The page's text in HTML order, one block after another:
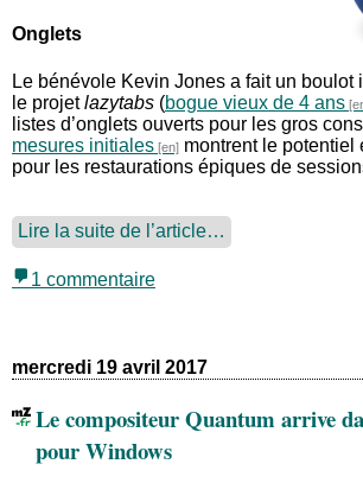
Onglets
Le bénévole Kevin Jones a fait un boulot
le projetlazytabs (bogue vieux de 4 ans
listes d’onglets ouverts pour les gros
mesures initiales
montrent le potentiel
pour les restaurations épiques de
Lire la suite de l’article…
1 commentaire
mercredi 19 avril 2017
Le compositeur Quantum arrive
pour Windows